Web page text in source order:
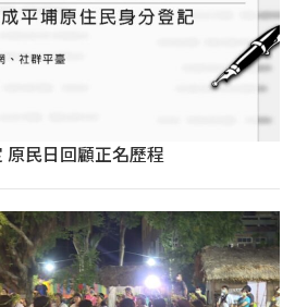
民日回顧正名歷程